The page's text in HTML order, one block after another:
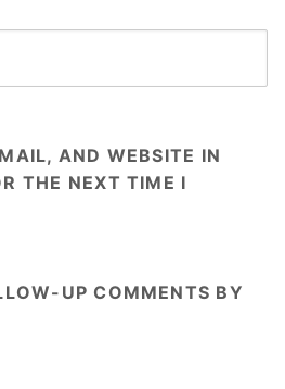
AND WEBSITE IN
THE NEXT TIME I
UP COMMENTS BY